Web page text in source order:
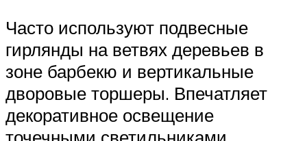
Часто используют подвесные
гирлянды на ветвях деревьев в
зоне барбекю и вертикальные
дворовые торшеры. Впечатляет
декоративное освещение